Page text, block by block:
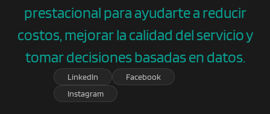
prestacional para ayudarte a reducir
costos, mejorar la calidad del servicio y
tomar decisiones basadas en datos.
Linkedln
Facebook
Instagram